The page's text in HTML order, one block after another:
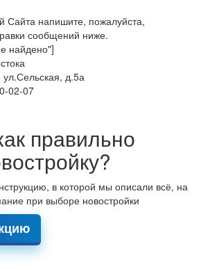
Сайта напишите, пожалуйста,
сообщений ниже.
найдено"]
ул.Сельская, д.5а
02-07
правильно
в которой мы описали всё, на
при выборе новостройки